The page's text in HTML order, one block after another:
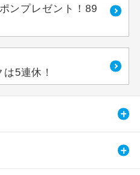
ンプレゼント！89
5連休！